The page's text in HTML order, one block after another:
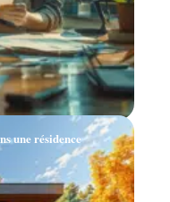
une résidence